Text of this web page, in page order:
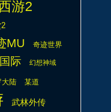
游2
MU 奇迹世界
际 幻想神域
大陆 某道
武林外传